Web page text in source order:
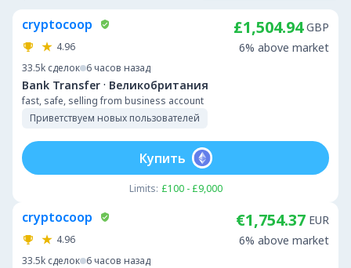
cryptocoop
4.96
33.5k сделок 6 часов назад
Bank Transfer · Великобритания
fast, safe, selling from business account
Приветствуем новых пользователей
£1,504.94 GBP
6% above market
Limits: £100 - £9,000
Купить
cryptocoop
4.96
33.5k сделок 6 часов назад
€1,754.37 EUR
6% above market